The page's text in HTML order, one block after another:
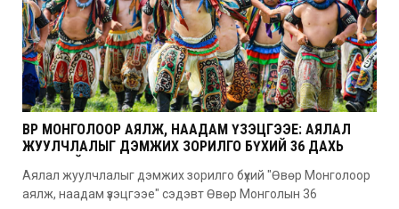
ӨВӨР МОНГОЛООР АЯЛЖ, НААДАМ ҮЗЭЦГЭЭЕ: АЯЛАЛ
ЖУУЛЧЛАЛЫГ ДЭМЖИХ ЗОРИЛГО БҮХИЙ 36 ДАХЬ
УДААГИЙН НААДАМ
Аялал жуулчлалыг дэмжих зорилго бүхий "Өвөр Монголоор
аялж, наадам үзэцгээе" сэдэвт Өвөр Монголын 36